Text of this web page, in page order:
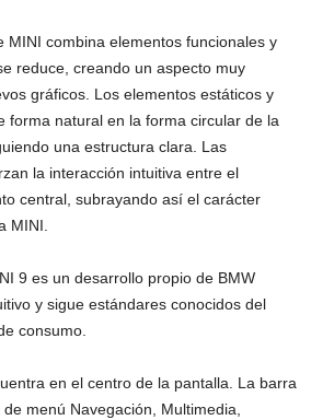
MINI combina elementos funcionales y
reduce, creando un aspecto muy
gráficos. Los elementos estáticos y
forma natural en la forma circular de la
una estructura clara. Las
la interacción intuitiva entre el
central, subrayando así el carácter
MINI.
9 es un desarrollo propio de BMW
y sigue estándares conocidos del
consumo.
en el centro de la pantalla. La barra
menú Navegación, Multimedia,